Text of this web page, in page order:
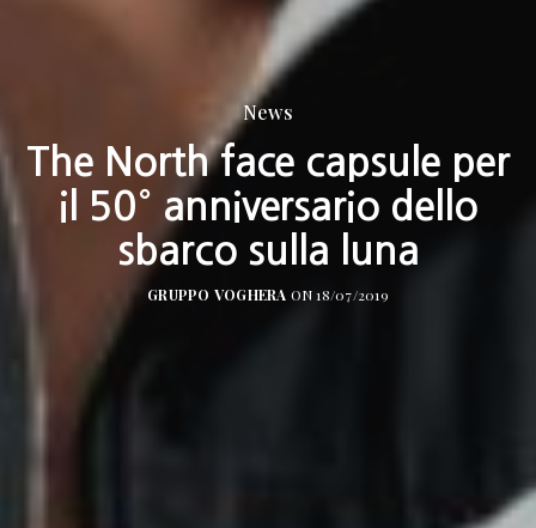
News
The North face capsule per
il 50° anniversario dello
sbarco sulla luna
GRUPPO VOGHERA ON 18/07/2019